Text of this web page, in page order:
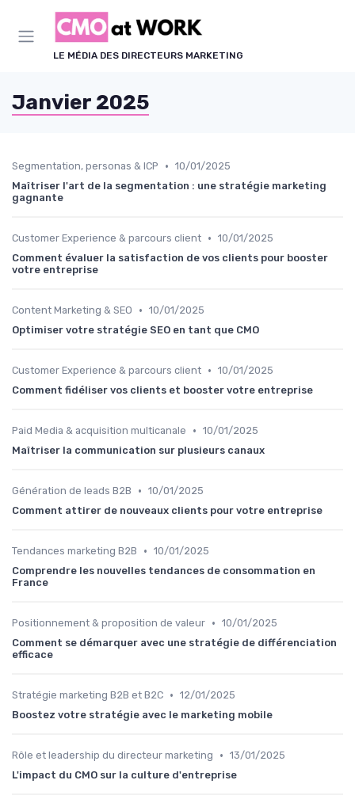
LE MÉDIA DES DIRECTEURS MARKETING
Janvier 2025
Segmentation, personas & ICP • 10/01/2025
Maîtriser l'art de la segmentation : une stratégie marketing
gagnante
Customer Experience & parcours client • 10/01/2025
Comment évaluer la satisfaction de vos clients pour booster
votre entreprise
Content Marketing & SEO • 10/01/2025
Optimiser votre stratégie SEO en tant que CMO
Customer Experience & parcours client • 10/01/2025
Comment fidéliser vos clients et booster votre entreprise
Paid Media & acquisition multicanale • 10/01/2025
Maîtriser la communication sur plusieurs canaux
Génération de leads B2B • 10/01/2025
Comment attirer de nouveaux clients pour votre entreprise
Tendances marketing B2B • 10/01/2025
Comprendre les nouvelles tendances de consommation en
France
Positionnement & proposition de valeur • 10/01/2025
Comment se démarquer avec une stratégie de différenciation
efficace
Stratégie marketing B2B et B2C • 12/01/2025
Boostez votre stratégie avec le marketing mobile
Rôle et leadership du directeur marketing • 13/01/2025
L'impact du CMO sur la culture d'entreprise
Panneau de gestion des cookies